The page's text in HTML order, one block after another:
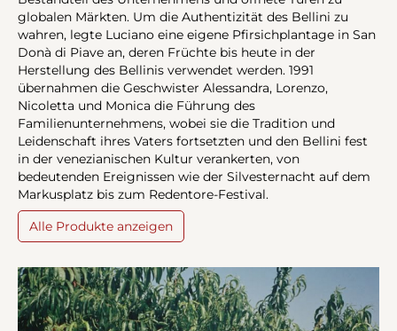
globalen Märkten. Um die Authentizität des Bellini zu
wahren, legte Luciano eine eigene Pfirsichplantage in San
Donà di Piave an, deren Früchte bis heute in der
Herstellung des Bellinis verwendet werden. 1991
übernahmen die Geschwister Alessandra, Lorenzo,
Nicoletta und Monica die Führung des
Familienunternehmens, wobei sie die Tradition und
Leidenschaft ihres Vaters fortsetzten und den Bellini fest
in der venezianischen Kultur verankerten, von
bedeutenden Ereignissen wie der Silvesternacht auf dem
Markusplatz bis zum Redentore-Festival.
Alle Produkte anzeigen